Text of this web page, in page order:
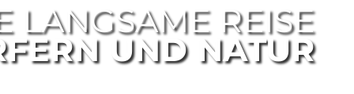
LANGSAME REISE
UND NATUR